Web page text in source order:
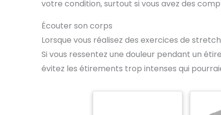
emporter votre tapis de
à l'extérieur, au parc et
au-delà. Le tapis de
yoga peut être utilisé
d'entraînement, les
pique-niques, le
camping, les voyages
Couleurs】Couleurs
votre condition, surtout si vous avez des
Écouter son corps
Lorsque vous réalisez des exercices de
Si vous ressentez une douleur pendant un
évitez les étirements trop intenses qui